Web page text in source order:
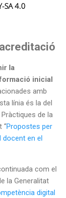
SA 4.0
la
inicial
amb
línia és la del
de la
“Propostes per
docent en el
com el
la Generalitat
digital